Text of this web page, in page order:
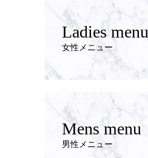
Ladies menu
女性メニュー
Mens menu
男性メニュー